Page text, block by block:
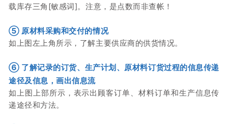
载库存三角[敏感词]。 注意，是点数而非查帐！
⑤ 原材料采购和交付的情况
如上图左上角所示，了解主要供应商的供货情况。
⑥ 了解记录的订货、生产计划、原材料订货过程的信息传递
途径及信息，画出信息流
如上图上部所示，表示出顾客订单、材料订单和生产信息传
递途径和方法。